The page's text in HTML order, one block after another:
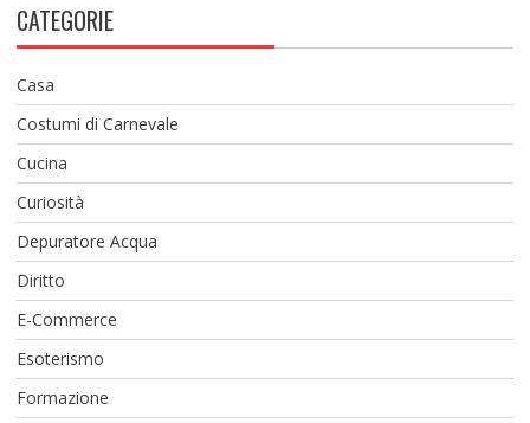
CATEGORIE
Casa
Costumi di Carnevale
Cucina
Curiosità
Depuratore Acqua
Diritto
E-Commerce
Esoterismo
Formazione